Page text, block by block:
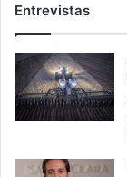
Entrevistas